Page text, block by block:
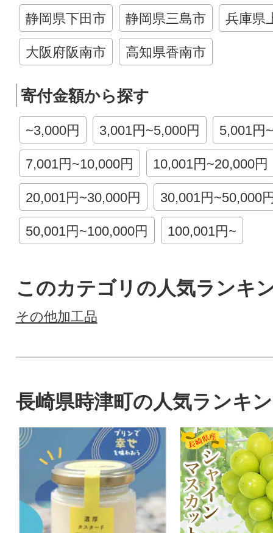
静岡県下田市 静岡県三島市 兵庫県
大阪府阪南市 高知県香南市
寄付金額から探す
~3,000円 3,001円~5,000円 5,001円
7,001円~10,000円 10,001円~20,000円
20,001円~30,000円 30,001円~50,000
50,001円~100,000円 100,001円~
このカテゴリの人気ランキ
その他加工品
長崎県時津町の人気ランキ